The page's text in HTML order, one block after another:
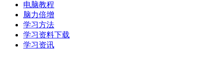
电脑教程
脑力倍增
学习方法
学习资料下载
学习资讯